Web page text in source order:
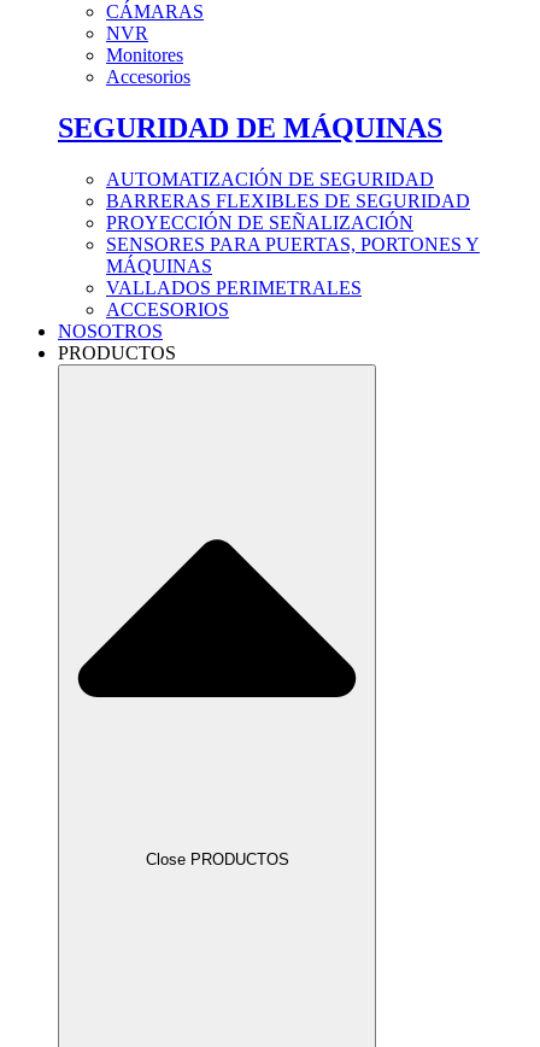
CÁMARAS
NVR
Monitores
Accesorios
SEGURIDAD DE MÁQUINAS
AUTOMATIZACIÓN DE SEGURIDAD
BARRERAS FLEXIBLES DE SEGURIDAD
PROYECCIÓN DE SEÑALIZACIÓN
SENSORES PARA PUERTAS, PORTONES Y
MÁQUINAS
VALLADOS PERIMETRALES
ACCESORIOS
NOSOTROS
PRODUCTOS
Close PRODUCTOS